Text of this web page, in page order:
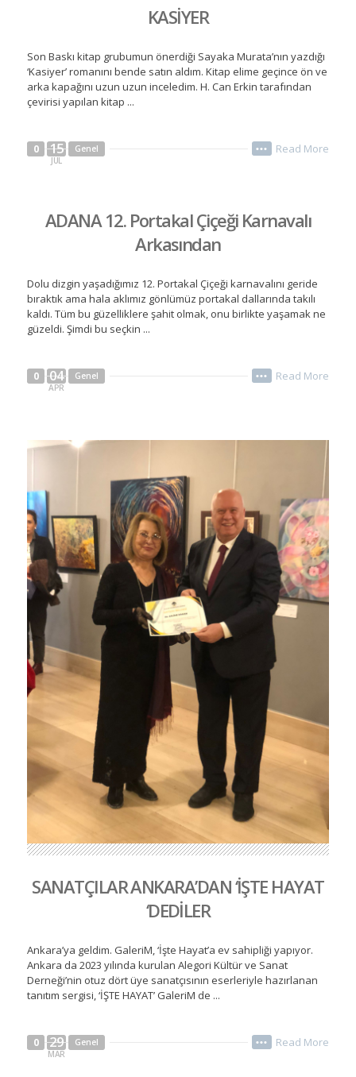
KASİYER
Son Baskı kitap grubumun önerdiği Sayaka Murata’nın yazdığı
‘Kasiyer’ romanını bende satın aldım. Kitap elime geçince ön ve
arka kapağını uzun uzun inceledim. H. Can Erkin tarafından
çevirisi yapılan kitap ...
0 15
JUL
Genel Read More
•••
ADANA 12. Portakal Çiçeği Karnavalı
Arkasından
Dolu dizgin yaşadığımız 12. Portakal Çiçeği karnavalını geride
bıraktık ama hala aklımız gönlümüz portakal dallarında takılı
kaldı. Tüm bu güzelliklere şahit olmak, onu birlikte yaşamak ne
güzeldi. Şimdi bu seçkin ...
0 04
APR
Genel Read More
•••
SANATÇILAR ANKARA’DAN ‘İŞTE HAYAT
‘DEDİLER
Ankara’ya geldim. GaleriM, ‘İşte Hayat’a ev sahipliği yapıyor.
Ankara da 2023 yılında kurulan Alegori Kültür ve Sanat
Derneği’nin otuz dört üye sanatçısının eserleriyle hazırlanan
tanıtım sergisi, ‘İŞTE HAYAT’ GaleriM de ...
0 29
MAR
Genel Read More
•••